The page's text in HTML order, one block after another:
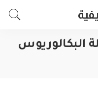
البكالوريوس